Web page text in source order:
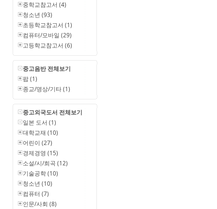
중학교참고서 (4)
청소년 (93)
초등학교참고서 (1)
컴퓨터/모바일 (29)
고등학교참고서 (6)
중고음반 전체보기
팝 (1)
종교/명상/기타 (1)
중고외국도서 전체보기
일본 도서 (1)
대학교재 (10)
어린이 (27)
경제경영 (15)
소설/시/희곡 (12)
기술공학 (10)
청소년 (10)
컴퓨터 (7)
인문/사회 (8)